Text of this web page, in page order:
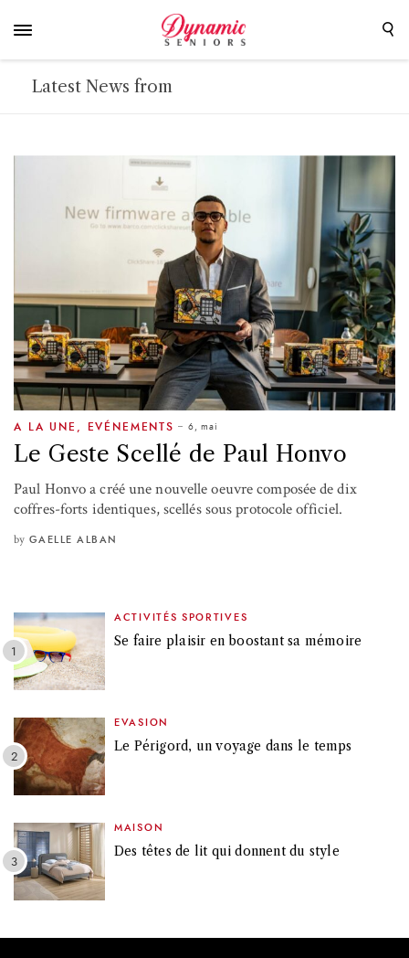
Latest News from
A LA UNE EVÉNEMENTS 6, mai
Le Geste Scellé de Paul Honvo
Paul Honvo a créé une nouvelle oeuvre composée de dix
coffres-forts identiques, scellés sous protocole officiel.
by GAELLE ALBAN
ACTIVITÉS SPORTIVES
Se faire plaisir en boostant sa mémoire
EVASION
Le Périgord, un voyage dans le temps
MAISON
Des têtes de lit qui donnent du style